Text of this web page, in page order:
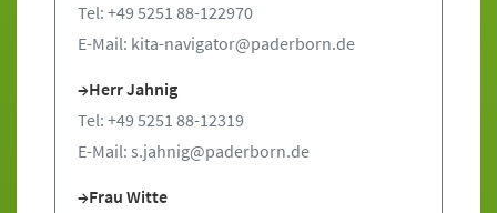
Tel: +49 5251 88-122970
E-Mail: kita-navigator@paderborn.de
Herr Jahnig
Tel: +49 5251 88-12319
E-Mail: s.jahnig@paderborn.de
Frau Witte